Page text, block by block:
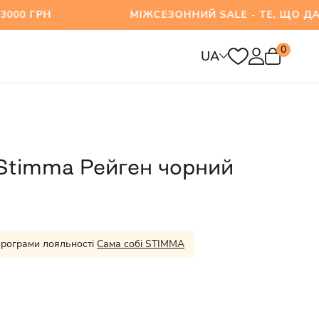
ГРН МІЖСЕЗОННИЙ SALE - ТЕ, ЩО ДАВНО
UA 0
Рейген чорний
лояльності Сама собі STIMMA